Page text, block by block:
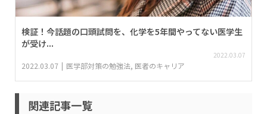
検証！今話題の口頭試問を、化学を5年間やってない医学生
が受け...
2022.03.07
2022.03.07 医学部対策の勉強法, 医者のキャリア
関連記事一覧